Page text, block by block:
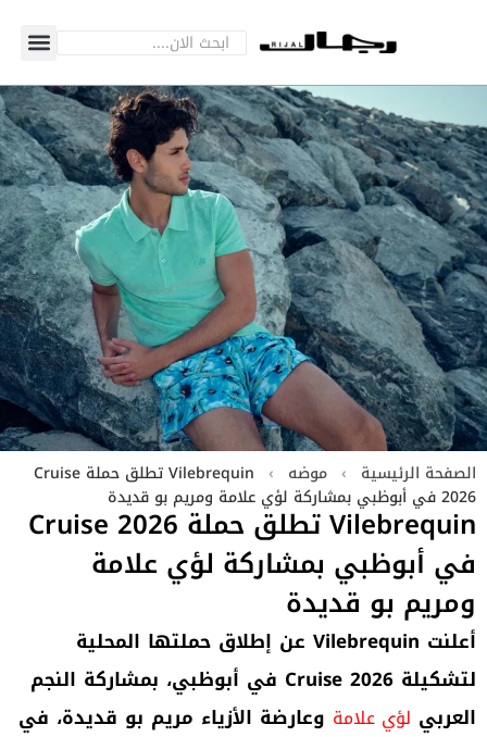
الصفحة الرئيسية › موضه ›
Vilebrequin تطلق حملة Cruise
2026 في أبوظبي بمشاركة لؤي علامة ومريم بو قديدة
Vilebrequin تطلق حملة Cruise 2026
في أبوظبي بمشاركة لؤي علامة
ومريم بو قديدة
أعلنت
عن إطلاق حملتها المحلية
لتشكيلة Cruise 2026 في أبوظبي، بمشاركة النجم
العربي لؤي علامة وعارضة الأزياء مريم بو قديدة، في